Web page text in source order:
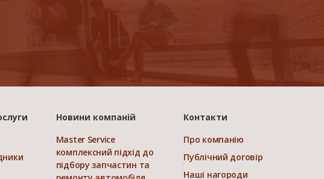
Новини компаній
Master Service
комплексний підхід до
підбору запчастин та
Контакти
Про компанію
Публічний договір
Наші нагороди